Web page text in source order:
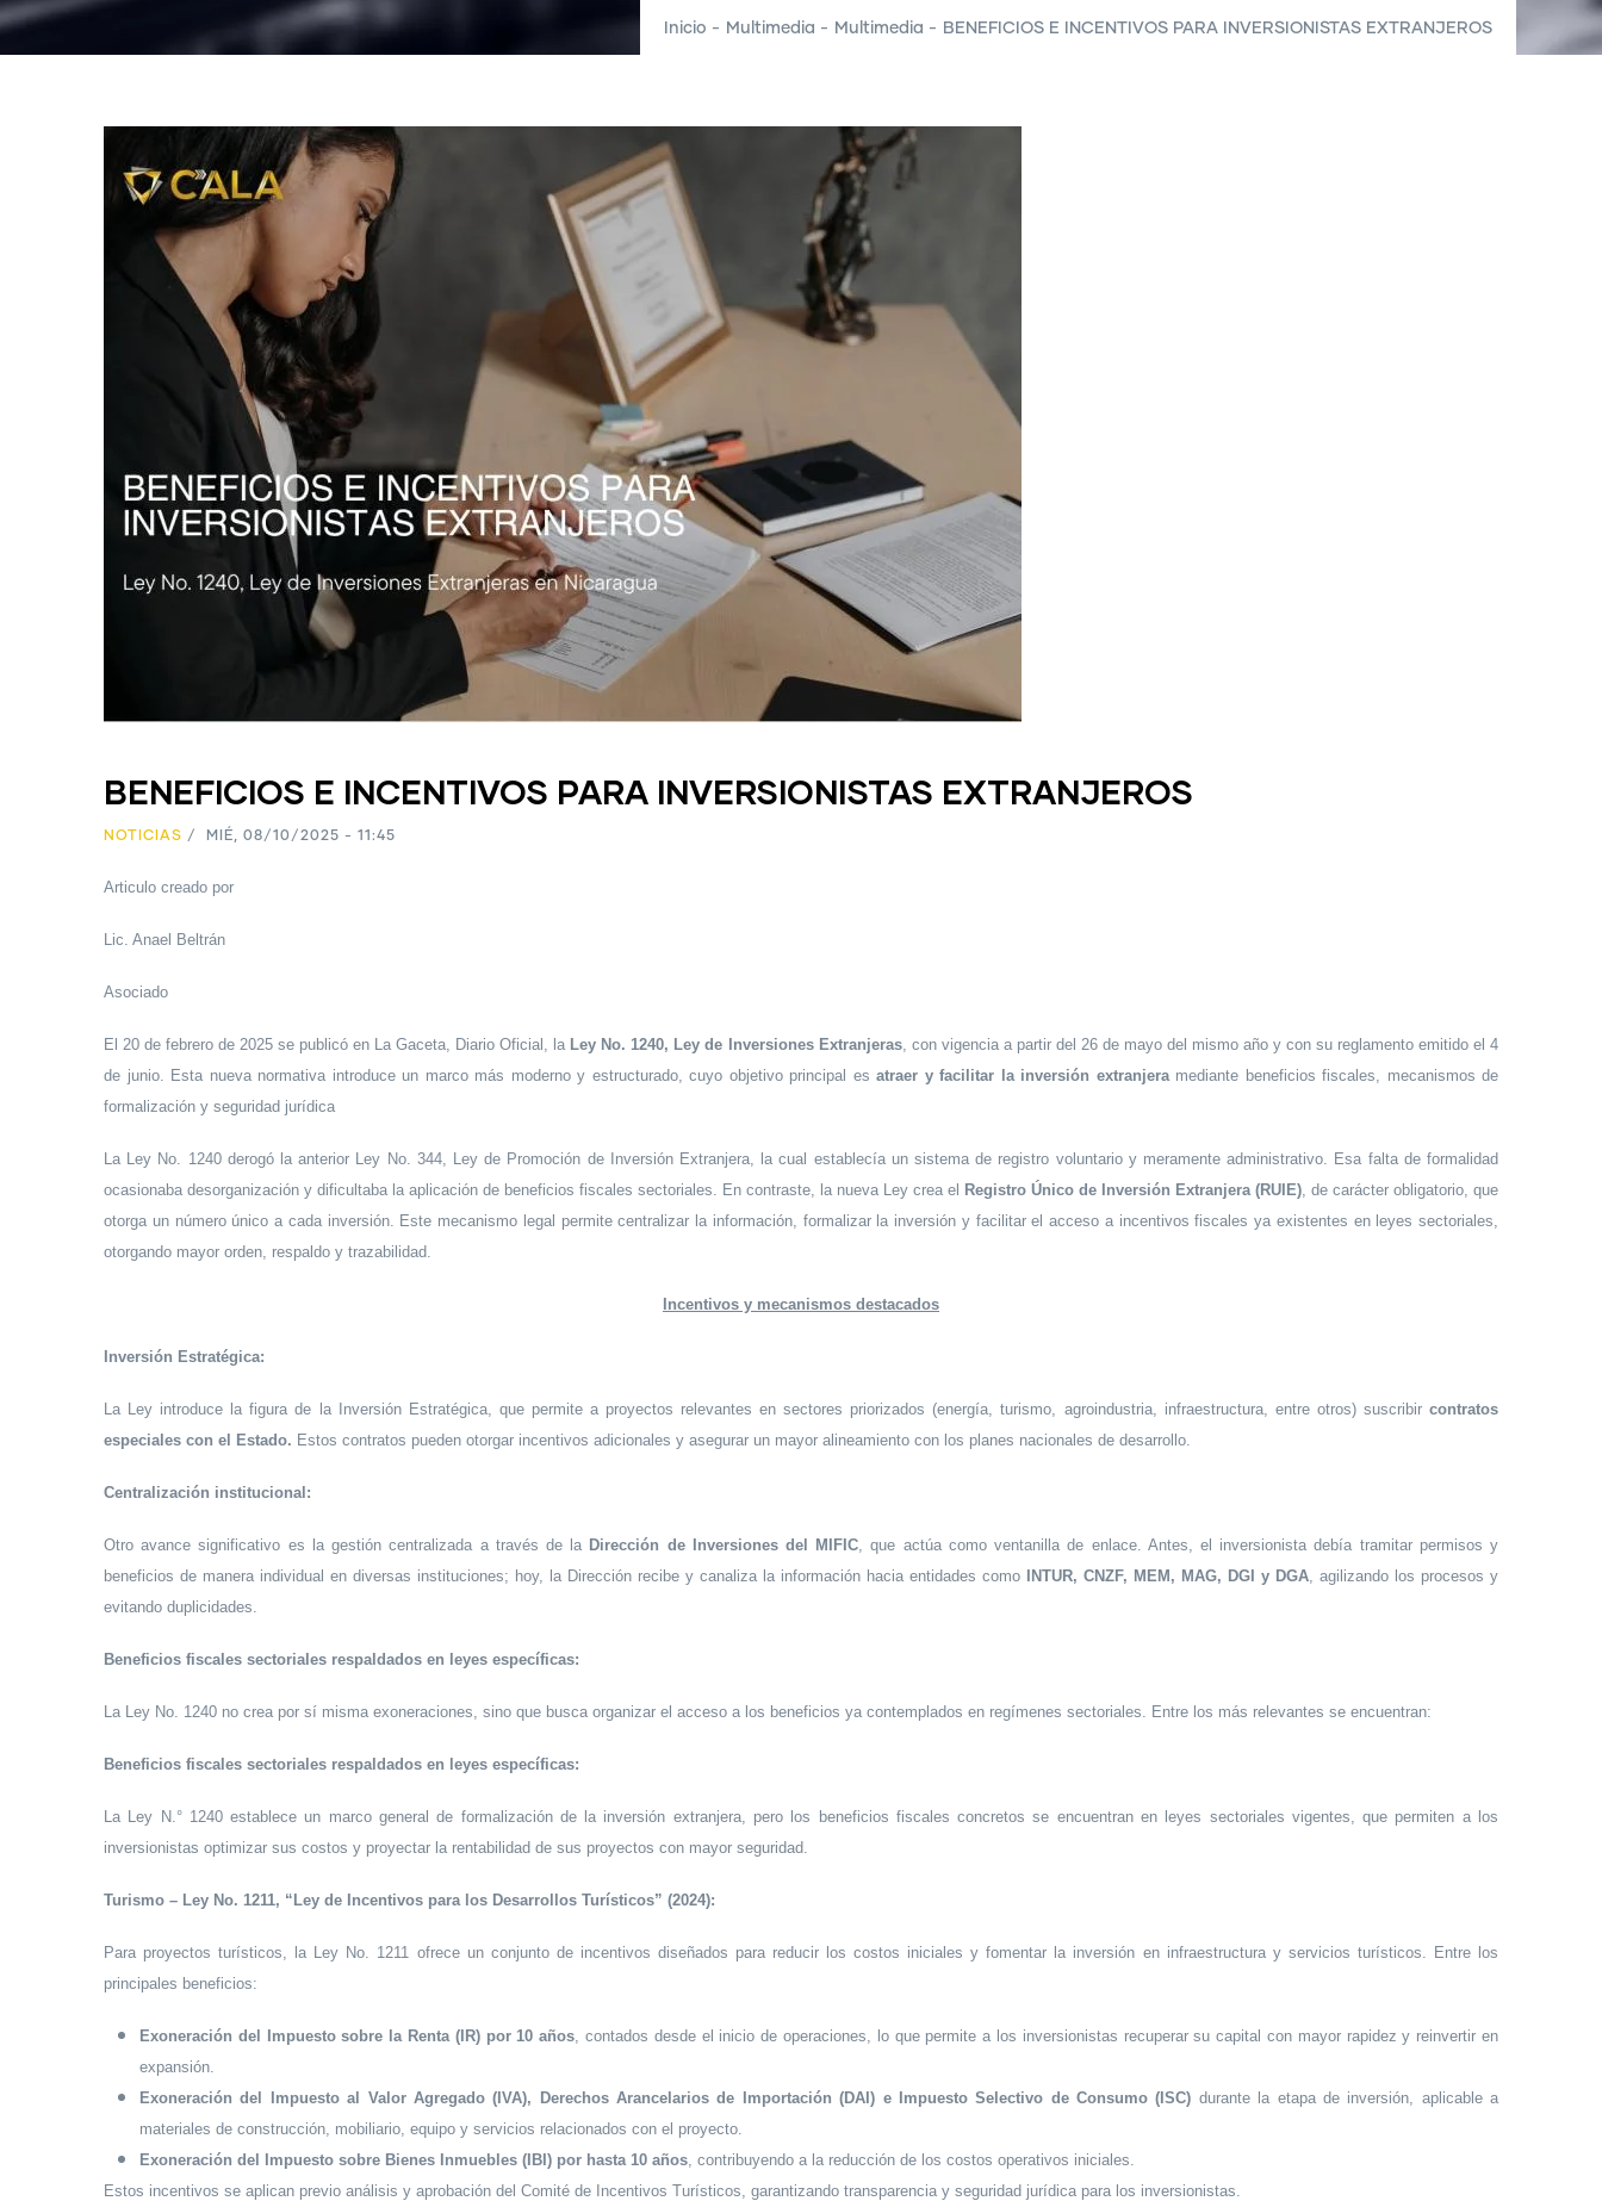
Inicio - Multimedia - Multimedia - BENEFICIOS E INCENTIVOS PARA INVERSIONISTAS EXTRANJEROS
BENEFICIOS E INCENTIVOS PARA INVERSIONISTAS EXTRANJEROS
NOTICIAS / MIÉ, 08/10/2025 - 11:45
Articulo creado por
Lic. Anael Beltrán
Asociado
El 20 de febrero de 2025 se publicó en La Gaceta, Diario Oficial, la Ley No. 1240, Ley de Inversiones Extranjeras, con vigencia a partir del 26 de mayo del mismo año y con su reglamento emitido el 4
de junio. Esta nueva normativa introduce un marco más moderno y estructurado, cuyo objetivo principal es atraer y facilitar la inversión extranjeramediante beneficios fiscales, mecanismos de
formalización y seguridad jurídica
La Ley No. 1240 derogó la anterior Ley No. 344, Ley de Promoción de Inversión Extranjera, la cual establecía un sistema de registro voluntario y meramente administrativo. Esa falta de formalidad
ocasionaba desorganización y dificultaba la aplicación de beneficios fiscales sectoriales. En contraste, la nueva Ley crea el Registro Único de Inversión Extranjera (RUIE), de carácter obligatorio, que
otorga un número único a cada inversión. Este mecanismo legal permite centralizar la información, formalizar la inversión y facilitar el acceso a incentivos fiscales ya existentes en leyes sectoriales,
otorgando mayor orden, respaldo y trazabilidad.
Incentivos y mecanismos destacados
Inversión Estratégica:
La Ley introduce la figura de la Inversión Estratégica, que permite a proyectos relevantes en sectores priorizados (energía, turismo, agroindustria, infraestructura, entre otros) suscribir contratos
especiales con el Estado. Estos contratos pueden otorgar incentivos adicionales y asegurar un mayor alineamiento con los planes nacionales de desarrollo.
Centralización institucional:
Otro avance significativo es la gestión centralizada a través de la Dirección de Inversiones del MIFIC, que actúa como ventanilla de enlace. Antes, el inversionista debía tramitar permisos y
beneficios de manera individual en diversas instituciones; hoy, la Dirección recibe y canaliza la información hacia entidades como
INTUR, CNZF, MEM, MAG, DGI y DGA, agilizando los procesos y
evitando duplicidades.
Beneficios fiscales sectoriales respaldados en leyes específicas:
La Ley No. 1240 no crea por sí misma exoneraciones, sino que busca organizar el acceso a los beneficios ya contemplados en regímenes sectoriales. Entre los más relevantes se encuentran:
Beneficios fiscales sectoriales respaldados en leyes específicas:
La Ley N.° 1240 establece un marco general de formalización de la inversión extranjera, pero los beneficios fiscales concretos se encuentran en leyes sectoriales vigentes, que permiten a los
inversionistas optimizar sus costos y proyectar la rentabilidad de sus proyectos con mayor seguridad.
Turismo – Ley No. 1211, “Ley de Incentivos para los Desarrollos Turísticos” (2024):
Para proyectos turísticos, la Ley No. 1211 ofrece un conjunto de incentivos diseñados para reducir los costos iniciales y fomentar la inversión en infraestructura y servicios turísticos. Entre los
principales beneficios:
Exoneración del Impuesto sobre la Renta (IR) por 10 años, contados desde el inicio de operaciones, lo que permite a los inversionistas recuperar su capital con mayor rapidez y reinvertir en
expansión.
Exoneración del Impuesto al Valor Agregado (IVA), Derechos Arancelarios de Importación (DAI) e Impuesto Selectivo de Consumo (ISC) durante la etapa de inversión, aplicable a
materiales de construcción, mobiliario, equipo y servicios relacionados con el proyecto.
Exoneración del Impuesto sobre Bienes Inmuebles (IBI) por hasta 10 años, contribuyendo a la reducción de los costos operativos iniciales.
Estos incentivos se aplican previo análisis y aprobación del Comité de Incentivos Turísticos, garantizando transparencia y seguridad jurídica para los inversionistas.